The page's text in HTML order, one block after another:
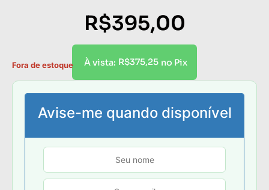
R$395,00
À vista: R$375,25 no Pix
Fora de estoque
Avise-me quando disponível